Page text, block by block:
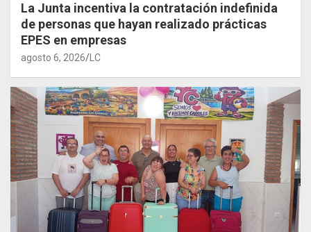
La Junta incentiva la contratación indefinida
de personas que hayan realizado prácticas
EPES en empresas
agosto 6, 2026 LC